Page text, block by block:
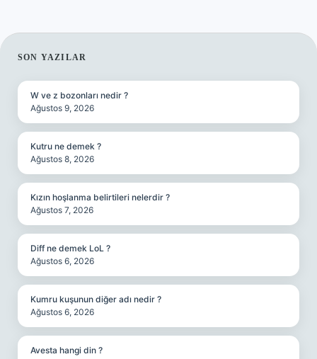
SIDEBAR
SON YAZILAR
W ve z bozonları nedir ?
Ağustos 9, 2026
Kutru ne demek ?
Ağustos 8, 2026
Kızın hoşlanma belirtileri nelerdir ?
Ağustos 7, 2026
Diff ne demek LoL ?
Ağustos 6, 2026
Kumru kuşunun diğer adı nedir ?
Ağustos 6, 2026
Avesta hangi din ?